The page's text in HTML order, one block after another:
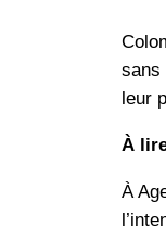
sans
leur
À
À